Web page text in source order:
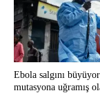
Ebola salgını
mutasyona uğramış